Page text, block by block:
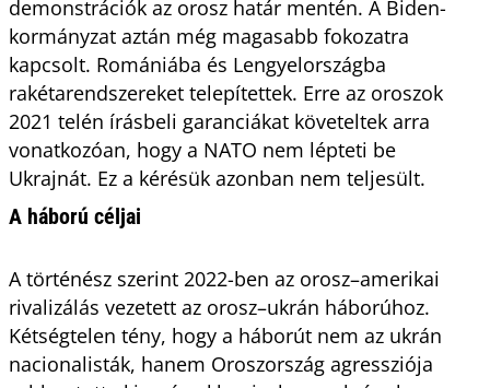
demonstrációk az orosz határ mentén. A Biden-
kormányzat aztán még magasabb fokozatra
kapcsolt. Romániába és Lengyelországba
rakétarendszereket telepítettek. Erre az oroszok
2021 telén írásbeli garanciákat követeltek arra
vonatkozóan, hogy a NATO nem lépteti be
Ukrajnát. Ez a kérésük azonban nem teljesült.
A háború céljai
A történész szerint 2022-ben az orosz–amerikai
rivalizálás vezetett az orosz–ukrán háborúhoz.
Kétségtelen tény, hogy a háborút nem az ukrán
nacionalisták, hanem Oroszország agressziója